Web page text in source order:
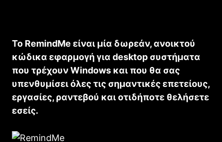
Το RemindMe είναι μία δωρεάν, ανοικτού
κώδικα εφαρμογή για desktop συστήματα
που τρέχουν Windows και που θα σας
υπενθυμίσει όλες τις σημαντικές επετείους,
εργασίες, ραντεβού και οτιδήποτε θελήσετε
εσείς.